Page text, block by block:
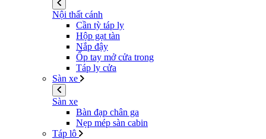
Nội thất cánh
Cần tỳ táp ly
Hộp gạt tàn
Nắp đậy
Ốp tay mở cửa trong
Táp ly cửa
Sàn xe
Sàn xe
Bàn đạp chân ga
Nẹp mép sàn cabin
Táp lô